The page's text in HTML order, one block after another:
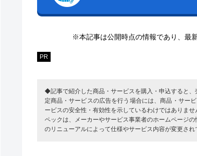
※本記事は公開時点の情報であり、最
PR
◆記事で紹介した商品・サービスを購入・申込すると
定商品・サービスの広告を行う場合には、商品・サー
ービスの安全性・有効性を示しているわけではありま
ペックは、メーカーやサービス事業者のホームページ
のリニューアルによって仕様やサービス内容が変更さ